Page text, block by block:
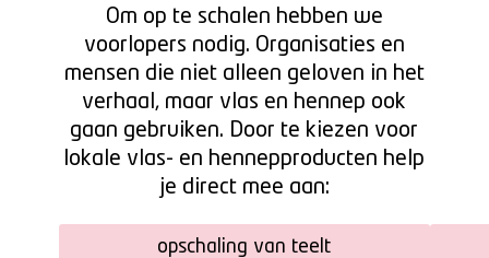
Om op te schalen hebben we
voorlopers nodig. Organisaties en
mensen die niet alleen geloven in het
verhaal, maar vlas en hennep ook
gaan gebruiken. Door te kiezen voor
lokale vlas- en hennepproducten help
je direct mee aan:
opschaling van teelt